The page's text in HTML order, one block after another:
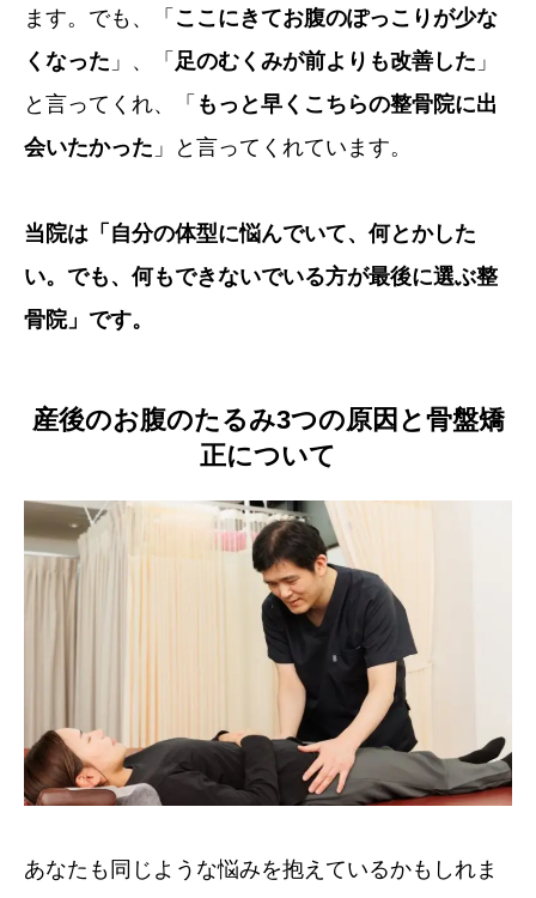
ます。でも、「 ここにきてお腹のぽっこりが少な
くなった 」、「 足のむくみが前よりも改善した 」
と言ってくれ、「 もっと早くこちらの整骨院に出
会いたかった 」と言ってくれています。
当院は「自分の体型に悩んでいて、何とかした
い。でも、何もできないでいる方が最後に選ぶ整
骨院」です。
産後のお腹のたるみ3つの原因と骨盤矯
正について
あなたも同じような悩みを抱えているかもしれま